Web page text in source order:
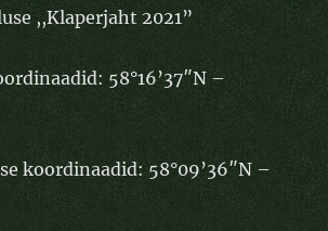
,,Klaperjaht 2021”
58°16’37″N –
koordinaadid: 58°09’36″N –